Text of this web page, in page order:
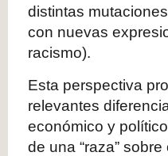
distintas
con nuevas
racismo).
Esta perspectiva
relevantes
económico y
de una “raza”